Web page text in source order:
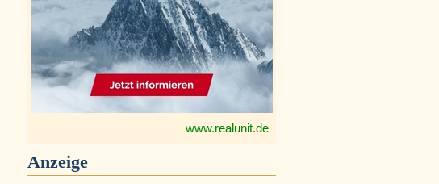
www.realunit.de
Anzeige